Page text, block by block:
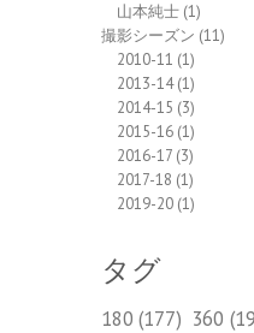
山本純士 (1)
撮影シーズン (11)
2010-11 (1)
2013-14(1)
2014-15 (3)
2015-16 (1)
2016-17 (3)
2017-18 (1)
2019-20 (1)
タグ
180 (177) 360